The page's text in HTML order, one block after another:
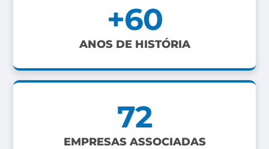
ANOS DE HISTÓRIA
+60
EMPRESAS ASSOCIADAS
72